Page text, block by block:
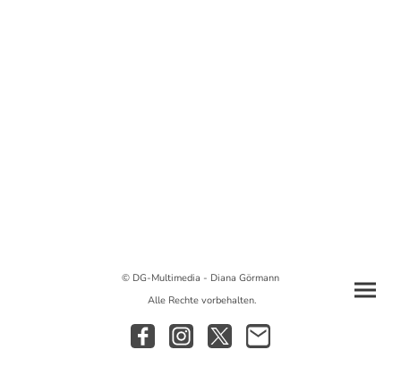
© DG-Multimedia - Diana Görmann
Alle Rechte vorbehalten.